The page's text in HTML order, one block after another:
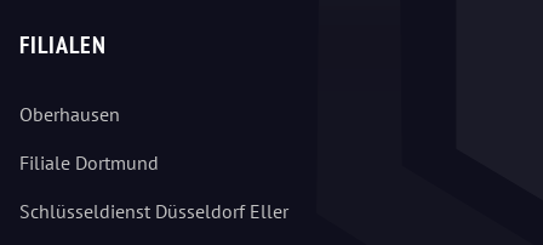
FILIALEN
Oberhausen
Filiale Dortmund
Schlüsseldienst Düsseldorf Eller